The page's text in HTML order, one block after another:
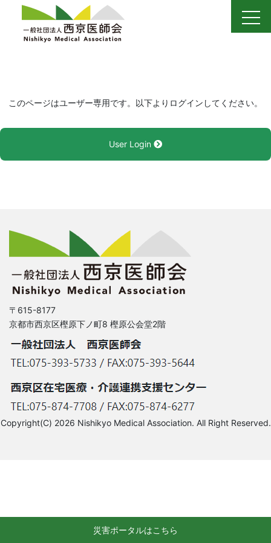
content
このページはユーザー専用です。以下よりログインしてください。
User Login
〒615-8177
京都市西京区樫原下ノ町8 樫原公会堂2階
Copyright(C) 2026 Nishikyo Medical Association. All Right Reserved.
災害ポータルはこちら